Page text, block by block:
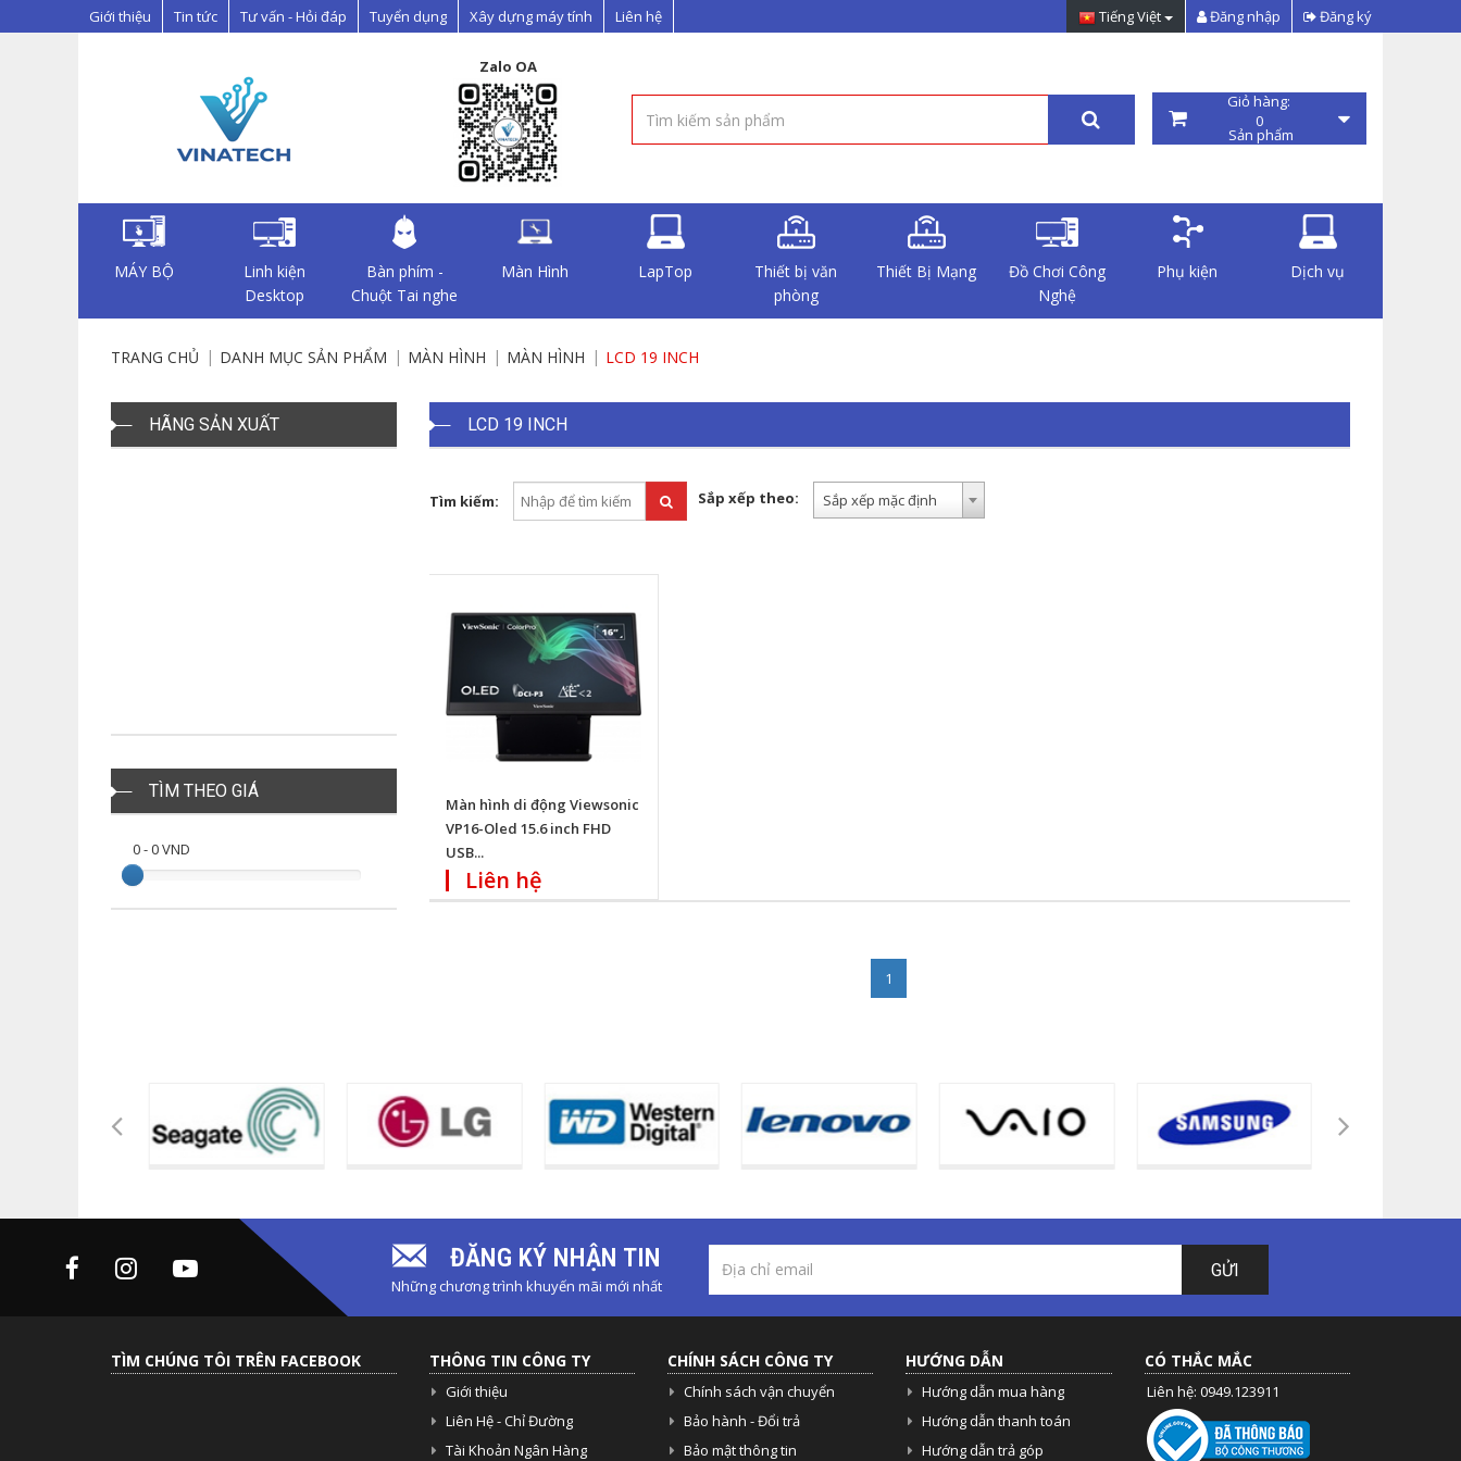
Giới thiệu Tin tức Tư vấn - Hỏi đáp Tuyển dụng Xây dựng máy tính Liên hệ Tiếng Việt Đăng nhập Đăng ký
Zalo OA
Giỏ hàng:
0
Sản phẩm
MÁY BỘ
Linh kiện
Desktop
Bàn phím -
Chuột Tai nghe
Màn Hình LapTop
Thiết bị văn
phòng
Thiết Bị Mạng
Đồ Chơi Công
Nghệ
Phụ kiện Dịch vụ
TRANG CHỦ DANH MỤC SẢN PHẨM MÀN HÌNH MÀN HÌNH LCD 19 INCH
LCD 19 INCH
Tìm kiếm: Sắp xếp theo: Sắp xếp mặc định
Màn hình di động Viewsonic
VP16-Oled 15.6 inch FHD
USB...
Liên hệ
1
HÃNG SẢN XUẤT
TÌM THEO GIÁ
0-0VND
ĐĂNG KÝ NHẬN TIN
Những chương trình khuyến mãi mới nhất
GỬI
TÌM CHÚNG TÔI TRÊN FACEBOOK THÔNG TIN CÔNG TY
Giới thiệu
Liên Hệ - Chỉ Đường
Tài Khoản Ngân Hàng
CHÍNH SÁCH CÔNG TY
Chính sách vận chuyển
Bảo hành - Đổi trả
Bảo mật thông tin
HƯỚNG DẪN
Hướng dẫn mua hàng
Hướng dẫn thanh toán
Hướng dẫn trả góp
CÓ THẮC MẮC
Liên hệ: 0949.123911